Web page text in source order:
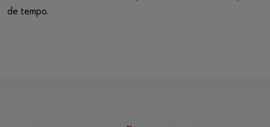
de tempo.